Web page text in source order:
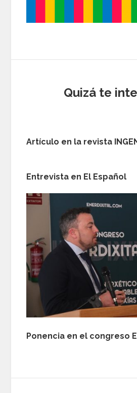
Quizá te
Artículo en la revista
Entrevista en El Español
Ponencia en el congreso